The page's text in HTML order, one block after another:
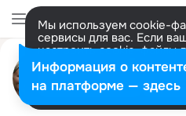
Мы используем cookie-
сервисы для вас. Если
настроить cookie-файлы
представитель. Больше
Разрешить все
Елена
Комсомольск-
6 школа
Информация о
на платформе — здесь